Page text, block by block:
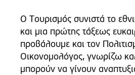
Ο Τουρισμός συνιστά το
και μια πρώτης τάξεως
προβάλουμε και τον
Οικονομολόγος, γνωρίζω
μπορούν να γίνουν